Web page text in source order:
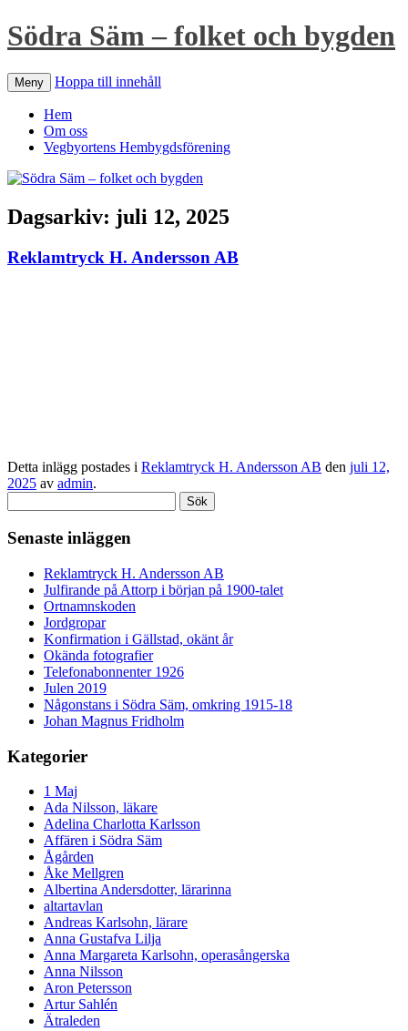
Södra Säm – folket och bygden
Meny Hoppa till innehåll
Hem
Om oss
Vegbyortens Hembygdsförening
Dagsarkiv: juli 12, 2025
Reklamtryck H. Andersson AB
Detta inlägg postades i Reklamtryck H. Andersson AB den juli 12,
2025 av admin.
efter:
Senaste inläggen
Reklamtryck H. Andersson AB
Julfirande på Attorp i början på 1900-talet
Ortnamnskoden
Jordgropar
Konfirmation i Gällstad, okänt år
Okända fotografier
Telefonabonnenter 1926
Julen 2019
Någonstans i Södra Säm, omkring 1915-18
Johan Magnus Fridholm
Kategorier
1 Maj
Ada Nilsson, läkare
Adelina Charlotta Karlsson
Affären i Södra Säm
Ågården
Åke Mellgren
Albertina Andersdotter, lärarinna
altartavlan
Andreas Karlsohn, lärare
Anna Gustafva Lilja
Anna Margareta Karlsohn, operasångerska
Anna Nilsson
Aron Petersson
Artur Sahlén
Ätraleden